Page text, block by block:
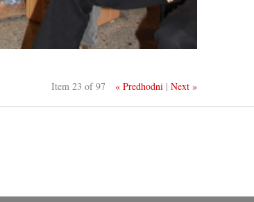
Item 23 of 97 « Predhodni |Next »